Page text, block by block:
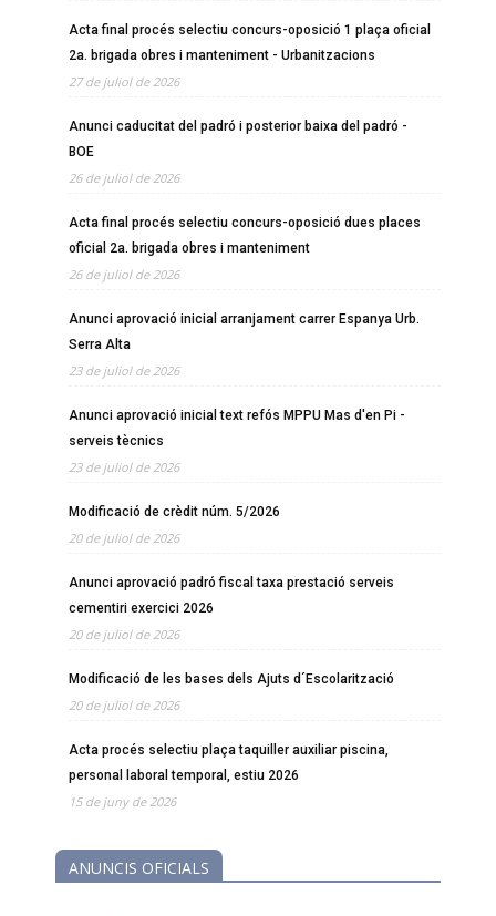
Acta final procés selectiu concurs-oposició 1 plaça oficial
2a. brigada obres i manteniment - Urbanitzacions
27 de juliol de 2026
Anunci caducitat del padró i posterior baixa del padró -
BOE
26 de juliol de 2026
Acta final procés selectiu concurs-oposició dues places
oficial 2a. brigada obres i manteniment
26 de juliol de 2026
Anunci aprovació inicial arranjament carrer Espanya Urb.
Serra Alta
23 de juliol de 2026
Anunci aprovació inicial text refós MPPU Mas d'en Pi -
serveis tècnics
23 de juliol de 2026
Modificació de crèdit núm. 5/2026
20 de juliol de 2026
Anunci aprovació padró fiscal taxa prestació serveis
cementiri exercici 2026
20 de juliol de 2026
Modificació de les bases dels Ajuts d´Escolarització
20 de juliol de 2026
Acta procés selectiu plaça taquiller auxiliar piscina,
personal laboral temporal, estiu 2026
15 de juny de 2026
ANUNCIS OFICIALS